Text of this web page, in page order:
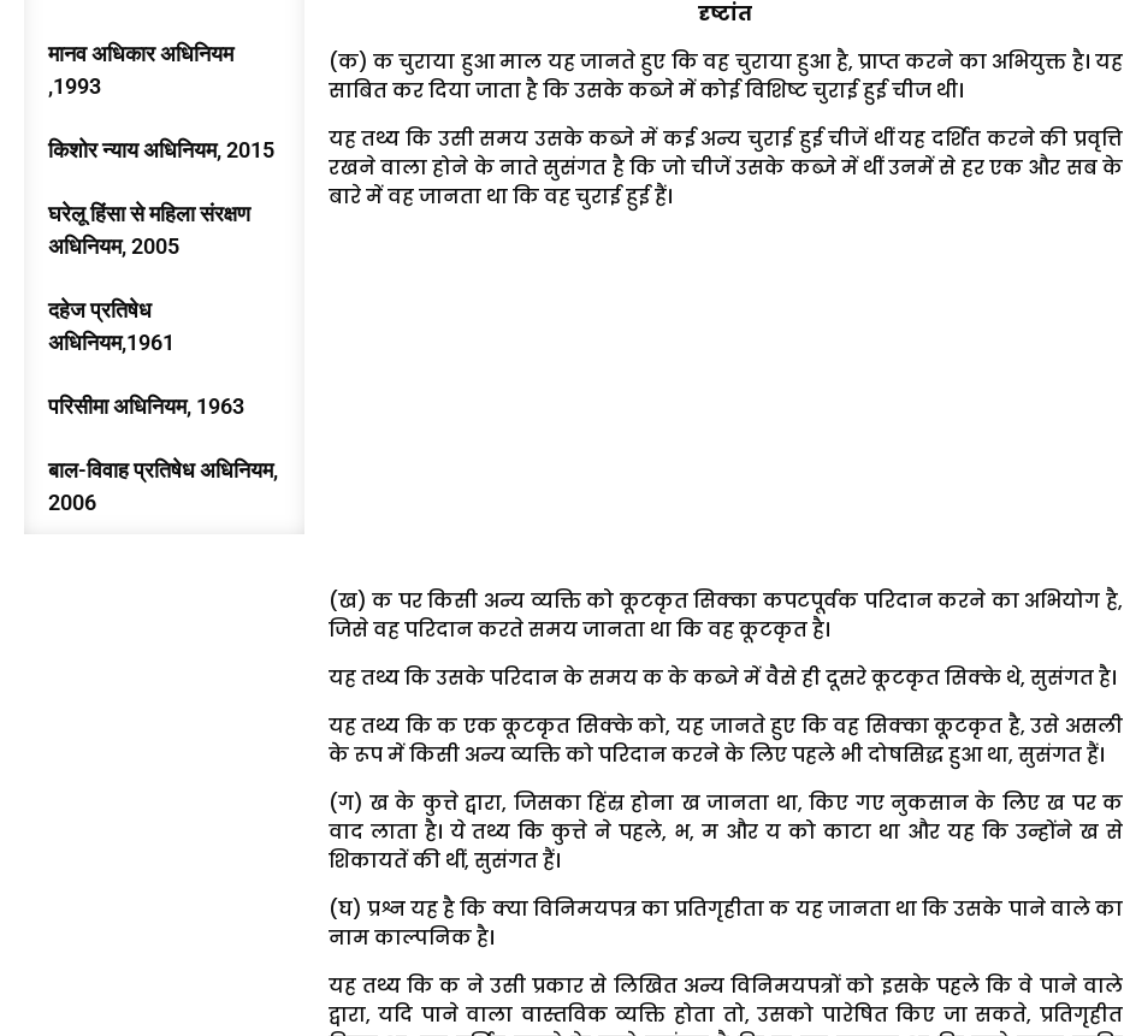
मानव अधिकार अधिनियम
,1993
किशोर न्याय अधिनियम, 2015
घरेलू हिंसा से महिला संरक्षण
अधिनियम, 2005
दहेज प्रतिषेध
अधिनियम,1961
परिसीमा अधिनियम, 1963
बाल-विवाह प्रतिषेध अधिनियम,
2006
दृष्टांत
(क) क चुराया हुआ माल यह जानते हुए कि वह चुराया हुआ है, प्राप्त करने का अभियुक्त है। यह
साबित कर दिया जाता है कि उसके कब्जे में कोई विशिष्ट चुराई हुई चीज थी।
यह तथ्य कि उसी समय उसके कब्जे में कई अन्य चुराई हुई चीजें थीं यह दर्शित करने की प्रवृत्ति
रखने वाला होने के नाते सुसंगत है कि जो चीजें उसके कब्जे में थीं उनमें से हर एक और सब के
बारे में वह जानता था कि वह चुराई हुई हैं।
(ख) क पर किसी अन्य व्यक्ति को कूटकृत सिक्का कपटपूर्वक परिदान करने का अभियोग है,
जिसे वह परिदान करते समय जानता था कि वह कूटकृत है।
यह तथ्य कि उसके परिदान के समय क के कब्जे में वैसे ही दूसरे कूटकृत सिक्के थे, सुसंगत है।
यह तथ्य कि क एक कूटकृत सिक्के को, यह जानते हुए कि वह सिक्का कूटकृत है, उसे असली
के रूप में किसी अन्य व्यक्ति को परिदान करने के लिए पहले भी दोषसिद्ध हुआ था, सुसंगत हैं।
(ग) ख के कुत्ते द्वारा, जिसका हिंस्र होना ख जानता था, किए गए नुकसान के लिए ख पर क
वाद लाता है। ये तथ्य कि कुत्ते ने पहले, भ, म और य को काटा था और यह कि उन्होंने ख से
शिकायतें की थीं, सुसंगत हैं।
(घ) प्रश्न यह है कि क्या विनिमयपत्र का प्रतिगृहीता क यह जानता था कि उसके पाने वाले का
नाम काल्पनिक है।
यह तथ्य कि क ने उसी प्रकार से लिखित अन्य विनिमयपत्रों को इसके पहले कि वे पाने वाले
द्वारा, यदि पाने वाला वास्तविक व्यक्ति होता तो, उसको पारेषित किए जा सकते, प्रतिगृहीत